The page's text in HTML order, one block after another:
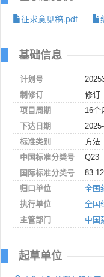
征求意见稿.pdf
基础信息
计划号
制修订
修订
项目周期
16个
下达日期
标准类别
方法
中国标准分类号
Q23
国际标准分类号
归口单位
全国
执行单位
全国
主管部门
中国
起草单位